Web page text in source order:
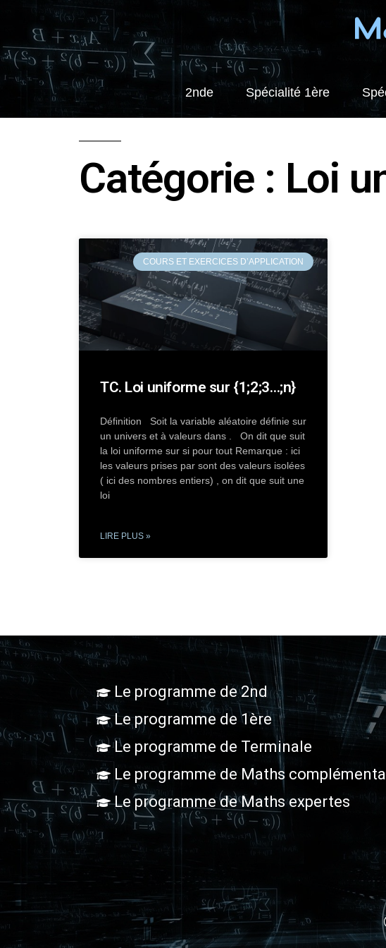
2nde Spécialité 1ère
Catégorie : Loi
COURS ET EXERCICES D’APPLICATION
TC. Loi uniforme sur {1;2;3…;n}
Définition Soit la variable aléatoire définie sur
un univers et à valeurs dans . On dit que suit
la loi uniforme sur si pour tout Remarque : ici
les valeurs prises par sont des valeurs isolées
( ici des nombres entiers) , on dit que suit une
loi
LIRE PLUS »
Le programme de 2nd
Le programme de 1ère
Le programme de Terminale
Le programme de Maths
Le programme de Maths expertes